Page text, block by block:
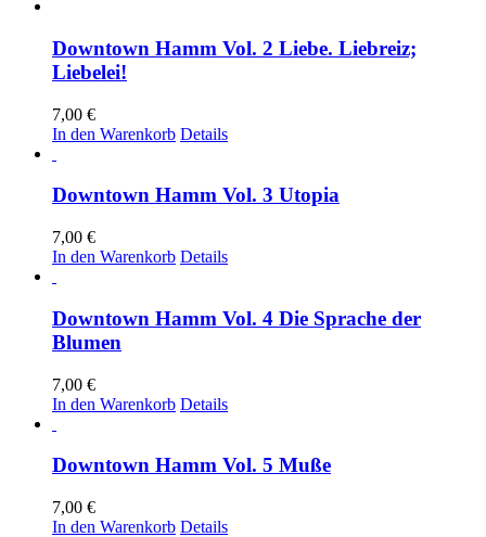
Downtown Hamm Vol. 2 Liebe. Liebreiz;
Liebelei!
7,00 €
In den Warenkorb Details
Downtown Hamm Vol. 3 Utopia
7,00 €
In den Warenkorb Details
Downtown Hamm Vol. 4 Die Sprache der
Blumen
7,00 €
In den Warenkorb Details
Downtown Hamm Vol. 5 Muße
7,00 €
In den Warenkorb Details